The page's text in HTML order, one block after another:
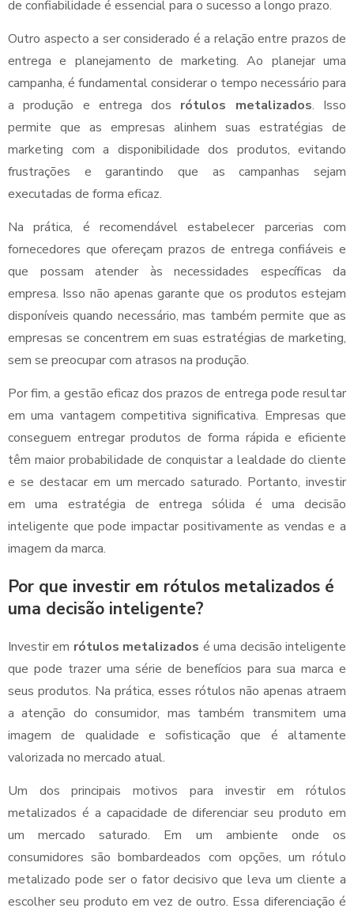
de confiabilidade é essencial para o sucesso a longo prazo.
Outro aspecto a ser considerado é a relação entre prazos de
entrega e planejamento de marketing. Ao planejar uma
campanha, é fundamental considerar o tempo necessário para
a produção e entrega dos rótulos metalizados. Isso
permite que as empresas alinhem suas estratégias de
marketing com a disponibilidade dos produtos, evitando
frustrações e garantindo que as campanhas sejam
executadas de forma eficaz.
Na prática, é recomendável estabelecer parcerias com
fornecedores que ofereçam prazos de entrega confiáveis e
que possam atender às necessidades específicas da
empresa. Isso não apenas garante que os produtos estejam
disponíveis quando necessário, mas também permite que as
empresas se concentrem em suas estratégias de marketing,
sem se preocupar com atrasos na produção.
Por fim, a gestão eficaz dos prazos de entrega pode resultar
em uma vantagem competitiva significativa. Empresas que
conseguem entregar produtos de forma rápida e eficiente
têm maior probabilidade de conquistar a lealdade do cliente
e se destacar em um mercado saturado. Portanto, investir
em uma estratégia de entrega sólida é uma decisão
inteligente que pode impactar positivamente as vendas e a
imagem da marca.
Por que investir em rótulos metalizados é
uma decisão inteligente?
Investir em rótulos metalizados é uma decisão inteligente
que pode trazer uma série de benefícios para sua marca e
seus produtos. Na prática, esses rótulos não apenas atraem
a atenção do consumidor, mas também transmitem uma
imagem de qualidade e sofisticação que é altamente
valorizada no mercado atual.
Um dos principais motivos para investir em rótulos
metalizados é a capacidade de diferenciar seu produto em
um mercado saturado. Em um ambiente onde os
consumidores são bombardeados com opções, um rótulo
metalizado pode ser o fator decisivo que leva um cliente a
escolher seu produto em vez de outro. Essa diferenciação é